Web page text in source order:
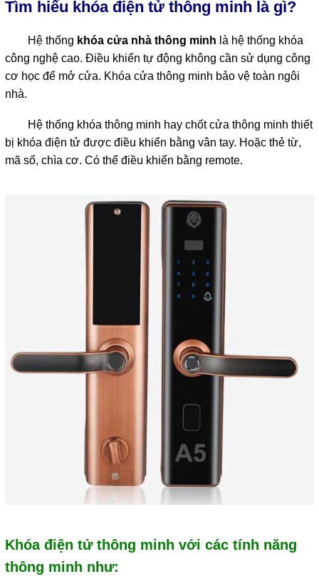
Tìm hiểu khóa điện tử thông minh là gì?
Hệ thống khóa cửa nhà thông minh là hệ thống khóa
công nghệ cao. Điều khiển tự động không cần sử dụng công
cơ học để mở cửa. Khóa cửa thông minh bảo vệ toàn ngôi
nhà.
Hệ thống khóa thông minh hay chốt cửa thông minh thiết
bị khóa điện tử được điều khiển bằng vân tay. Hoặc thẻ từ,
mã số, chìa cơ. Có thể điều khiển bằng remote.
Khóa điện tử thông minh với các tính năng
thông minh như: